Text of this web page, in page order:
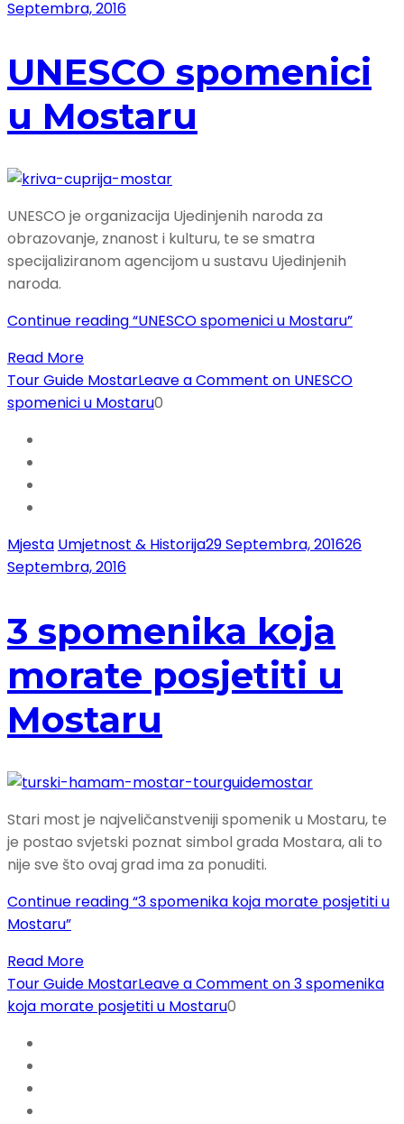
Septembra, 2016
UNESCO spomenici
u Mostaru
UNESCO je organizacija Ujedinjenih naroda za
obrazovanje, znanost i kulturu, te se smatra
specijaliziranom agencijom u sustavu Ujedinjenih
naroda.
Continue reading“UNESCO spomenici u Mostaru”
Read More
Tour Guide MostarLeave a Comment on UNESCO
spomenici u Mostaru0
Mjesta Umjetnost & Historija29 Septembra, 201626
Septembra, 2016
3 spomenika koja
morate posjetiti u
Mostaru
Stari most je najveličanstveniji spomenik u Mostaru, te
je postao svjetski poznat simbol grada Mostara, ali to
nije sve što ovaj grad ima za ponuditi.
Continue reading“3 spomenika koja morate posjetiti u
Mostaru”
Read More
Tour Guide MostarLeave a Comment on 3 spomenika
koja morate posjetiti u Mostaru0